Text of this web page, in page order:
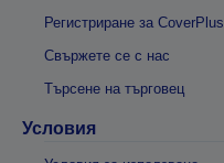
Регистриране за CoverPlus
Свържете се с нас
Търсене на търговец
Условия